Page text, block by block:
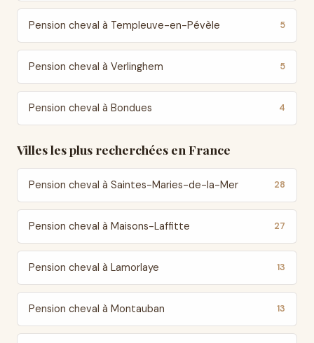
Pension cheval à Templeuve-en-Pévèle 5
Pension cheval à Verlinghem 5
Pension cheval à Bondues 4
Villes les plus recherchées en France
Pension cheval à Saintes-Maries-de-la-Mer 28
Pension cheval à Maisons-Laffitte 27
Pension cheval à Lamorlaye 13
Pension cheval à Montauban 13